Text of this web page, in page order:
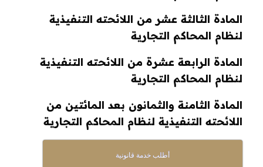
المادة الثالثة عشر من اللائحته التنفيذية
لنظام المحاكم التجارية
المادة الرابعة عشرة من اللائحته التنفيذية
لنظام المحاكم التجارية
المادة الثامنة والثمانون بعد المائتين من
اللائحته التنفيذية لنظام المحاكم التجارية
أطلب خدمة قانونية